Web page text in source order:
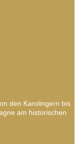
den Karolingern bis
am historischen